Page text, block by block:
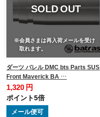
SOLD OUT
※会員さまは再入荷メールを受け
取れます。
ダーツ バレル DMC bts Parts SUS
Front Maverick BA …
1,320 円
ポイント5倍
メール便可